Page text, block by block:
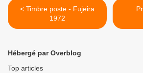
< Timbre poste - Fujeira
1972
Hébergé par Overblog
Top articles